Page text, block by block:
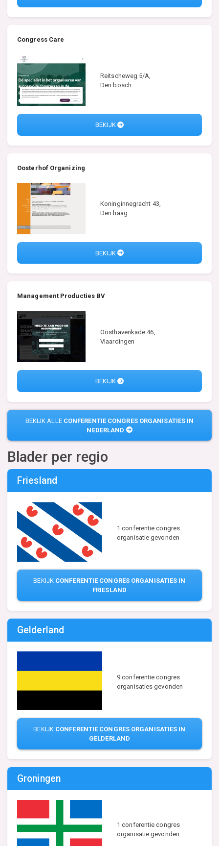
Congress Care
Reitscheweg 5/A,
Den bosch
BEKIJK
Oosterhof Organizing
Koninginnegracht 43,
Den haag
BEKIJK
Management Producties BV
Oosthavenkade 46,
Vlaardingen
BEKIJK
BEKIJK ALLE CONFERENTIE CONGRES ORGANISATIES IN
NEDERLAND
Blader per regio
Friesland
1 conferentie congres
organisatie gevonden
BEKIJK CONFERENTIE CONGRES ORGANISATIES IN
FRIESLAND
Gelderland
9 conferentie congres
organisaties gevonden
BEKIJK CONFERENTIE CONGRES ORGANISATIES IN
GELDERLAND
Groningen
1 conferentie congres
organisatie gevonden